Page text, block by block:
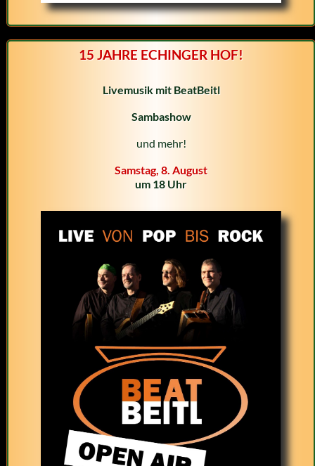
15 JAHRE ECHINGER HOF!
Livemusik mit BeatBeitl
Sambashow
und mehr!
Samstag, 8. August
um 18 Uhr